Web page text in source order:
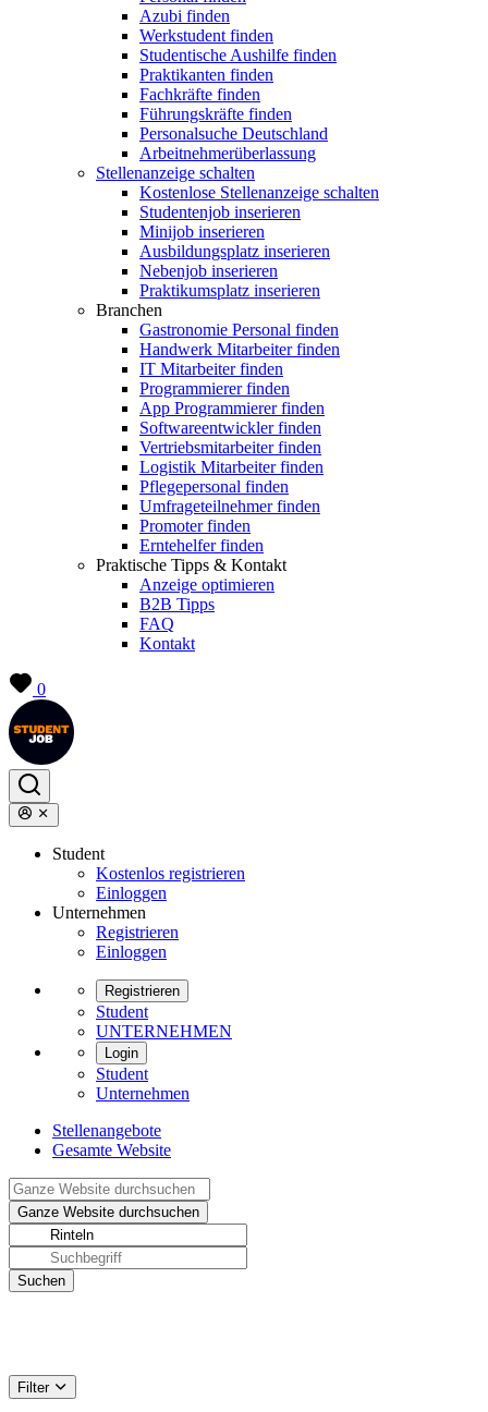
Azubi finden
Werkstudent finden
Studentische Aushilfe finden
Praktikanten finden
Fachkräfte finden
Führungskräfte finden
Personalsuche Deutschland
Arbeitnehmerüberlassung
Stellenanzeige schalten
Kostenlose Stellenanzeige schalten
Studentenjob inserieren
Minijob inserieren
Ausbildungsplatz inserieren
Nebenjob inserieren
Praktikumsplatz inserieren
Branchen
Gastronomie Personal finden
Handwerk Mitarbeiter finden
IT Mitarbeiter finden
Programmierer finden
App Programmierer finden
Softwareentwickler finden
Vertriebsmitarbeiter finden
Logistik Mitarbeiter finden
Pflegepersonal finden
Umfrageteilnehmer finden
Promoter finden
Erntehelfer finden
Praktische Tipps & Kontakt
Anzeige optimieren
B2B Tipps
FAQ
Kontakt
0
Student
Kostenlos registrieren
Einloggen
Unternehmen
Registrieren
Einloggen
Registrieren
Student
UNTERNEHMEN
Login
Student
Unternehmen
Stellenangebote
Gesamte Website
Filter